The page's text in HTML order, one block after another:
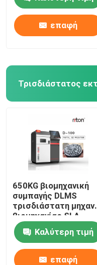
εκτυπωτή Dual200
επαφή
Τρισδιάστατος
650KG βιομηχανική
συμπαγής DLMS
τρισδιάστατη
βιομηχανίας SLA
εκτυπωτών
Καλύτερη τιμή
επαφή